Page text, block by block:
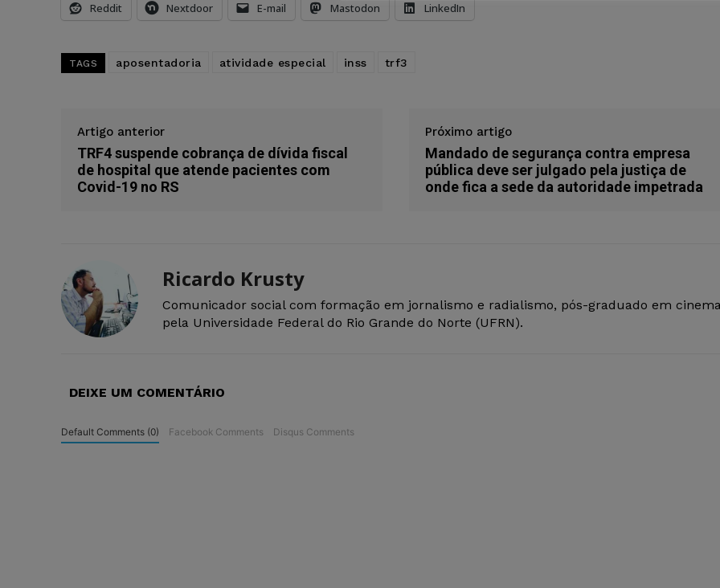
Reddit Nextdoor E-mail Mastodon LinkedIn
TAGS aposentadoria atividade especial inss trf3
Artigo anterior
TRF4 suspende cobrança de dívida fiscal
de hospital que atende pacientes com
Covid-19 no RS
Próximo artigo
Mandado de segurança contra empresa
pública deve ser julgado pela justiça de
onde fica a sede da autoridade impetrada
Ricardo Krusty
Comunicador social com formação em jornalismo e radialismo, pós-graduado em
pela Universidade Federal do Rio Grande do Norte (UFRN).
DEIXE UM COMENTÁRIO
Default Comments (0) Facebook Comments Disqus Comments